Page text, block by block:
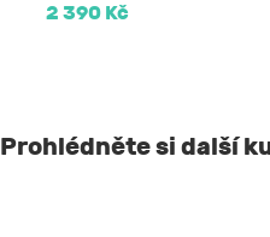
2 390 Kč
Prohlédněte si další